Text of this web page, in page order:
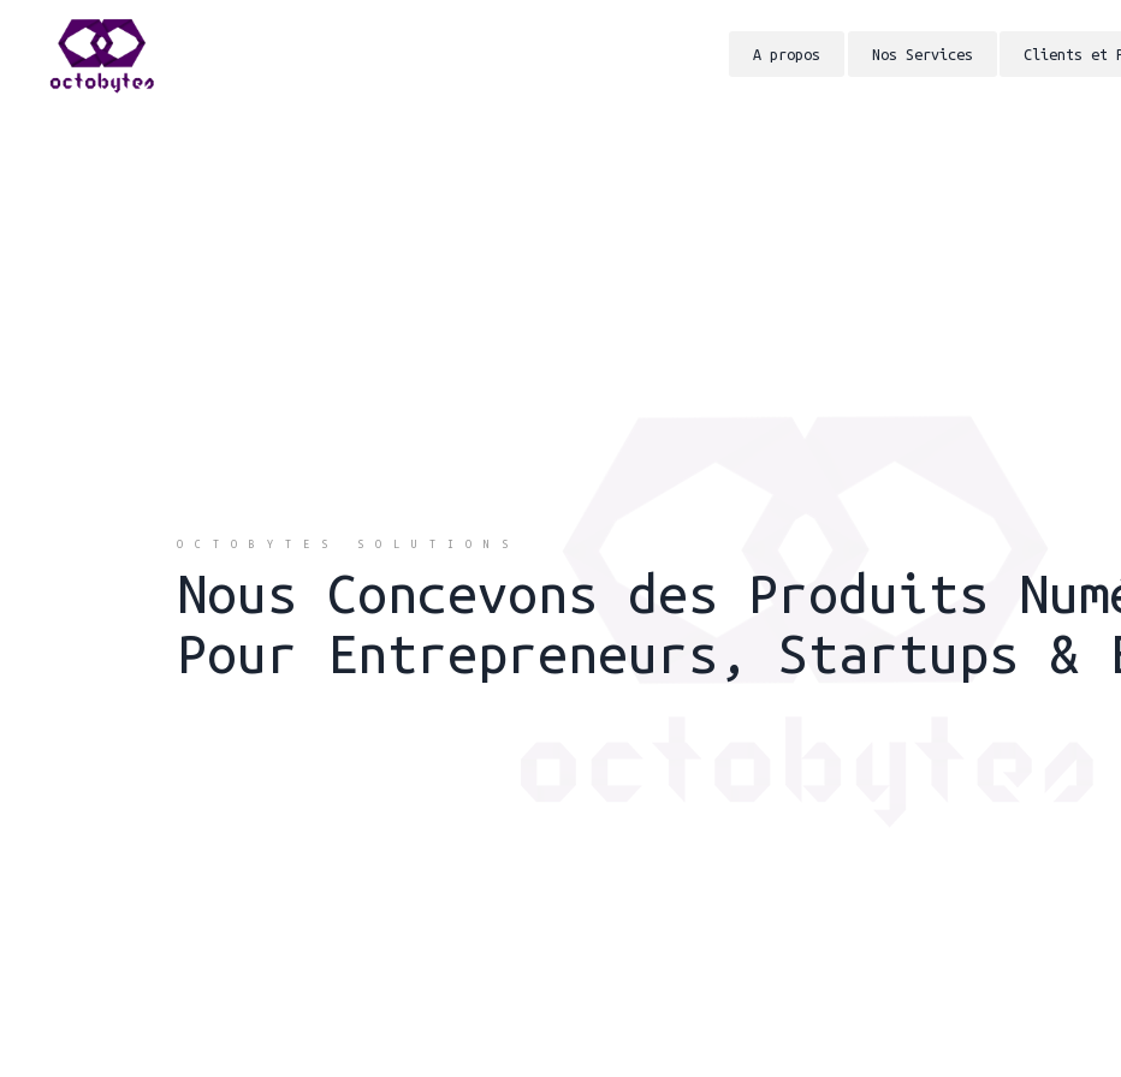
A propos Nos Services Clients et
OCTOBYTES SOLUTIONS
Nous Concevons des Produits
Pour
Entrepreneurs, Startups &